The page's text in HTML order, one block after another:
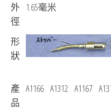
外
徑
1.65毫米
形
狀
產
品
A1166 A1312 A1167